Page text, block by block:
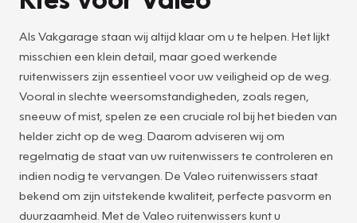
Als Vakgarage staan wij altijd klaar om u te helpen. Het lijkt
misschien een klein detail, maar goed werkende
ruitenwissers zijn essentieel voor uw veiligheid op de weg.
Vooral in slechte weersomstandigheden, zoals regen,
sneeuw of mist, spelen ze een cruciale rol bij het bieden van
helder zicht op de weg. Daarom adviseren wij om
regelmatig de staat van uw ruitenwissers te controleren en
indien nodig te vervangen. De Valeo ruitenwissers staat
bekend om zijn uitstekende kwaliteit, perfecte pasvorm en
duurzaamheid. Met de Valeo ruitenwissers kunt u